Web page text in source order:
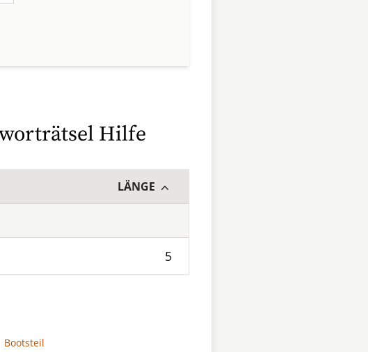
Hilfe
LÄNGE
5
Bootsteil